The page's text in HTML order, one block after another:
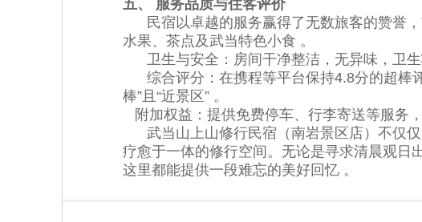
五、 服务品质与住客评价
民宿以卓越的服务赢得了无数旅客的赞誉，
水果、茶点及武当特色小食 。
卫生与安全：房间干净整洁，无异味，卫生
综合评分：在携程等平台保持4.8分的超棒评
棒”且“近景区” 。
附加权益：提供免费停车、行李寄送等服务
武当山上山修行民宿（南岩景区店）不仅仅
疗愈于一体的修行空间。无论是寻求清晨观日
这里都能提供一段难忘的美好回忆 。